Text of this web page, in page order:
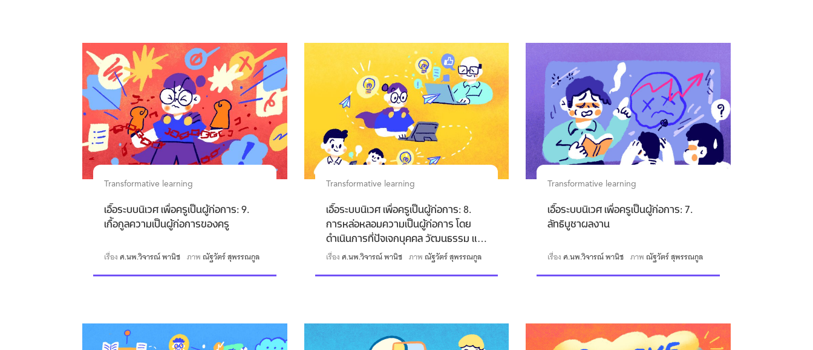
Transformative learning
เอื้อระบบนิเวศ เพื่อครูเป็นผู้ก่อการ: 9.
เกื้อกูลความเป็นผู้ก่อการของครู
เรื่อง ศ.นพ.วิจารณ์ พานิช ภาพณัฐวัตร์ สุพรรณกูล
Transformative learning
เอื้อระบบนิเวศ เพื่อครูเป็นผู้ก่อการ: 8.
การหล่อหลอมความเป็นผู้ก่อการ โดย
ดำเนินการที่ปัจเจกบุคคล วัฒนธรรม และ
โครงสร้าง
เรื่อง ศ.นพ.วิจารณ์ พานิช ภาพณัฐวัตร์ สุพรรณกูล
Transformative learning
เอื้อระบบนิเวศ เพื่อครูเป็นผู้ก่อการ: 7.
ลัทธิบูชาผลงาน
เรื่อง ศ.นพ.วิจารณ์ พานิช ภาพณัฐวัตร์ สุพรรณกูล